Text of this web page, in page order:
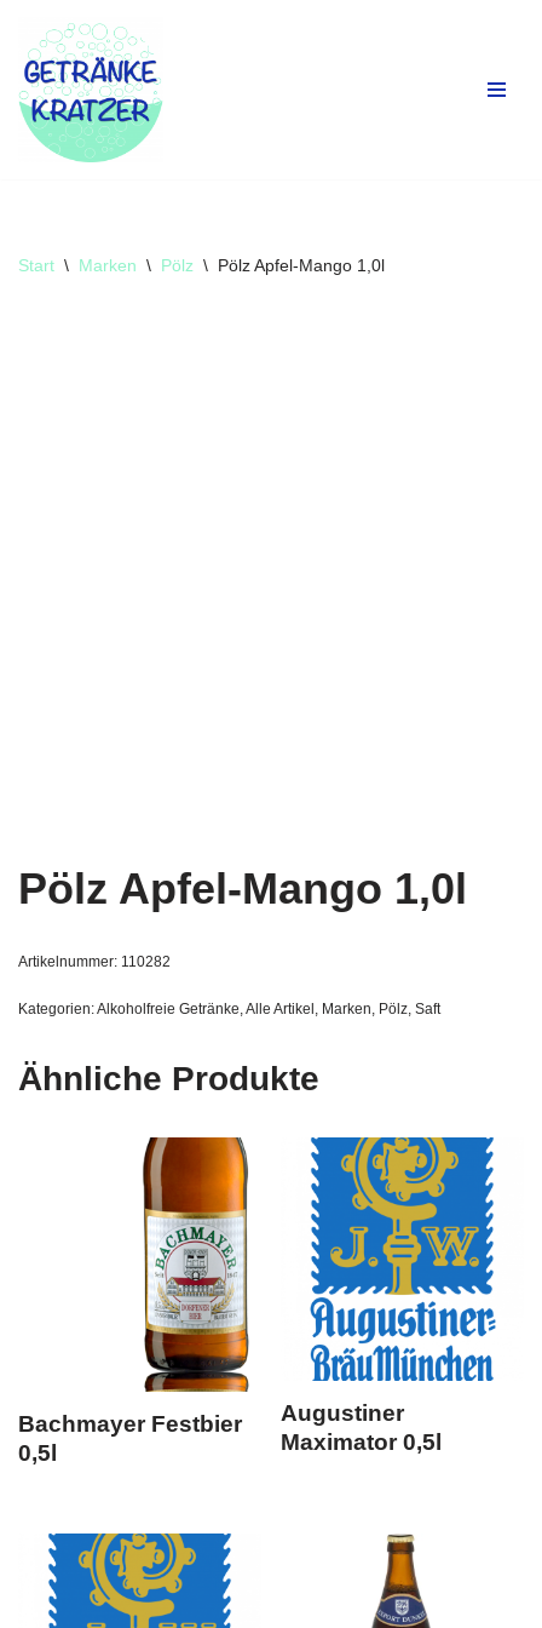
Zum
Inhalt
springen
Start \ Marken \ Pölz \ Pölz Apfel-Mango 1,0l
Pölz Apfel-Mango 1,0l
Artikelnummer: 110282
Kategorien:Alkoholfreie Getränke,Alle Artikel , Marken, Pölz, Saft
Ähnliche Produkte
Bachmayer Festbier
0,5l
Augustiner
Maximator 0,5l